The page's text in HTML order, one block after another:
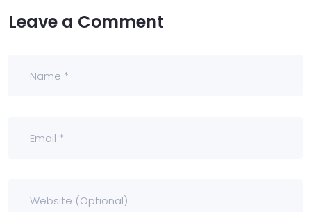
Leave a Comment